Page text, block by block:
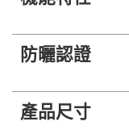
防曬認證
產品尺寸